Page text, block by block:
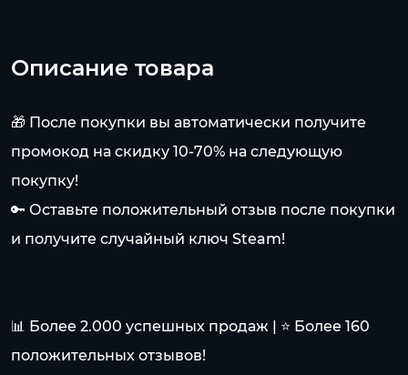
Описание товара
🎁 После покупки вы автоматически получите
промокод на скидку 10-70% на следующую
покупку!
🔑 Оставьте положительный отзыв после покупки
и получите случайный ключ Steam!
📊 Более 2.000 успешных продаж | ⭐ Более 160
положительных отзывов!